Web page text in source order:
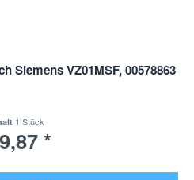
Siemens VZ01MSF, 00578863
1 Stück
*